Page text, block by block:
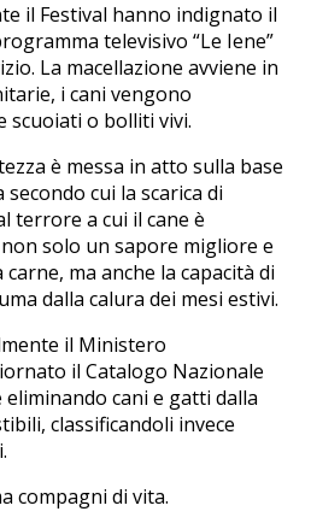
il Festival hanno indignato il
televisivo “Le Iene”
La macellazione avviene in
i cani vengono
scuoiati o bolliti vivi.
è messa in atto sulla base
cui la scarica di
terrore a cui il cane è
solo un sapore migliore e
ma anche la capacità di
dalla calura dei mesi estivi.
il Ministero
il Catalogo Nazionale
cani e gatti dalla
classificandoli invece
compagni di vita.